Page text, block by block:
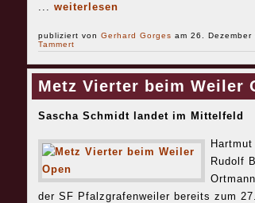
... weiterlesen
publiziert von Gerhard Gorges am 26.
Tammert
Metz Vierter beim Weiler
Sascha Schmidt landet im Mittelfeld
Rudolf
der SF Pfalzgrafenweiler bereits zum